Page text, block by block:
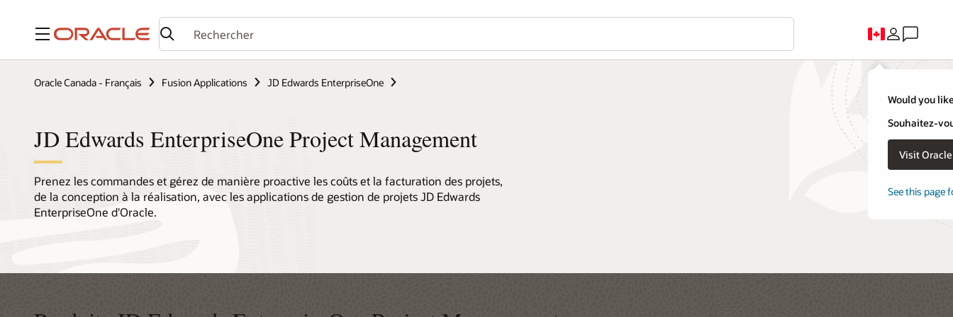
Menu
Would you
Souhaitez-
Visit
See this page
Oracle Canada - Français Fusion Applications JD Edwards EnterpriseOne
JD Edwards EnterpriseOne Project Management
Prenez les commandes et gérez de manière proactive les coûts et la facturation des projets,
de la conception à la réalisation, avec les applications de gestion de projets JD Edwards
EnterpriseOne d'Oracle.